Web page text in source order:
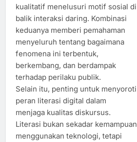
kualitatif menelusuri motif sosial di
balik interaksi daring. Kombinasi
keduanya memberi pemahaman
menyeluruh tentang bagaimana
fenomena ini terbentuk,
berkembang, dan berdampak
terhadap perilaku publik.
Selain itu, penting untuk menyoroti
peran literasi digital dalam
menjaga kualitas diskursus.
Literasi bukan sekadar kemampuan
menggunakan teknologi, tetapi